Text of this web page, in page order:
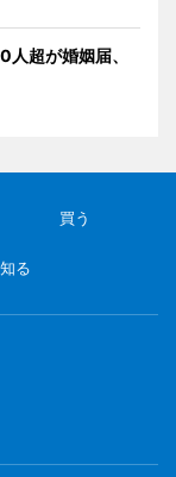
超が婚姻届、
買う
る